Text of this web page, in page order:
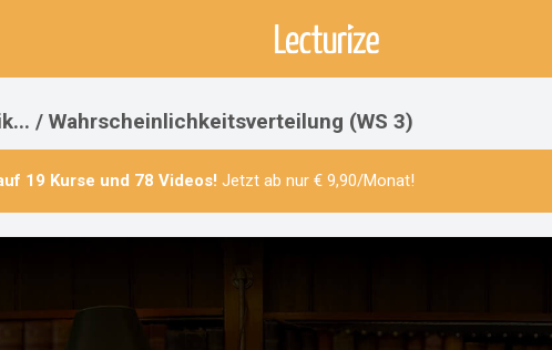
/ Wahrscheinlichkeitsverteilung (WS 3)
19 Kurse und 78 Videos! Jetzt ab nur € 9,90/Monat!